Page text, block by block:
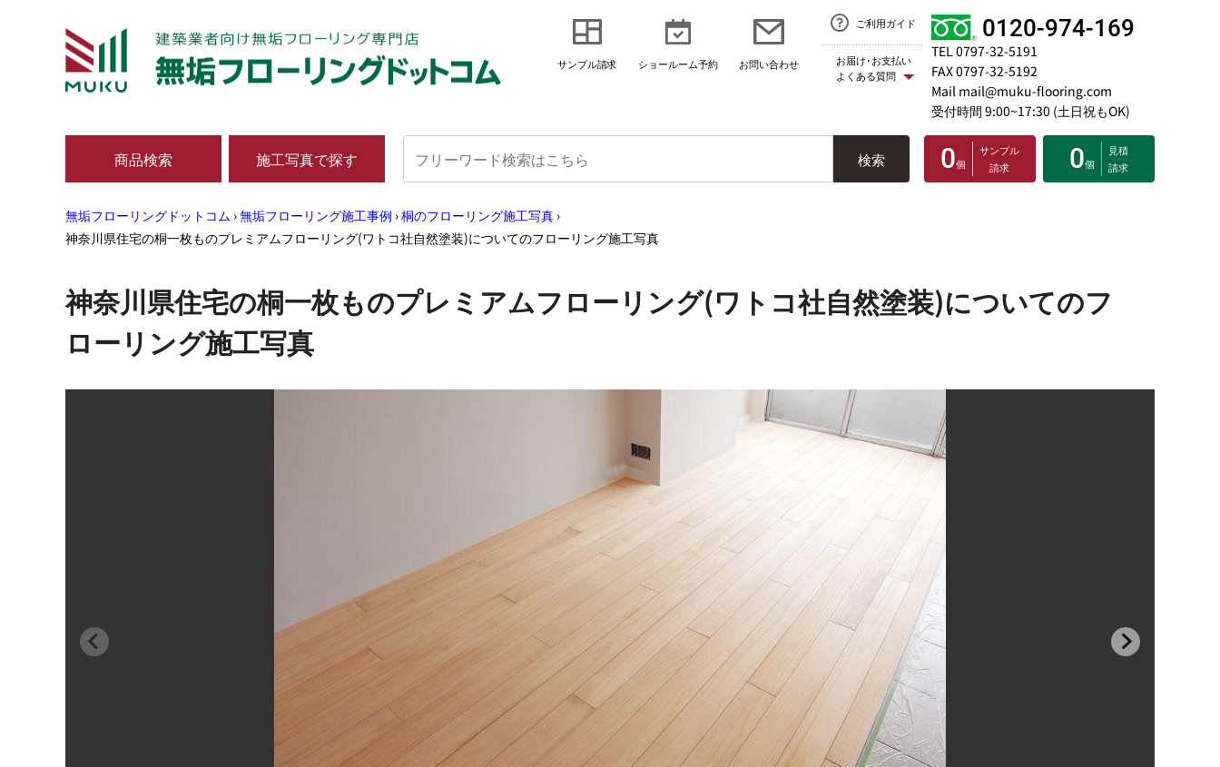
サンプル請求 ショールーム予約 お問い合わせ
ご利用ガイド
お届け･お支払い
よくある質問
0120-974-169
TEL 0797-32-5191
FAX 0797-32-5192
Mail mail@muku-flooring.com
受付時間 9:00~17:30 (土日祝もOK)
商品検索 施工写真で探す 検索 0個
サンプル
請求
0個
見積
請求
無垢フローリングドットコム ›無垢フローリング施工事例 ›桐のフローリング施工写真 ›
神奈川県住宅の桐一枚ものプレミアムフローリング(ワトコ社自然塗装)についてのフローリング施工写真
神奈川県住宅の桐一枚ものプレミアムフローリング(ワトコ社自然塗装)についてのフ
ローリング施工写真